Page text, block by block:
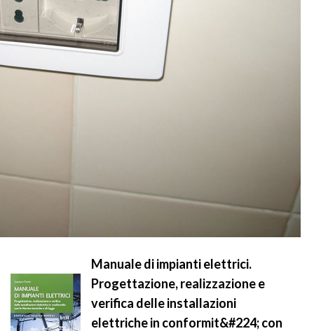
Manuale di impianti elettrici.
Progettazione, realizzazione e
verifica delle installazioni
elettriche in conformit&#224; con